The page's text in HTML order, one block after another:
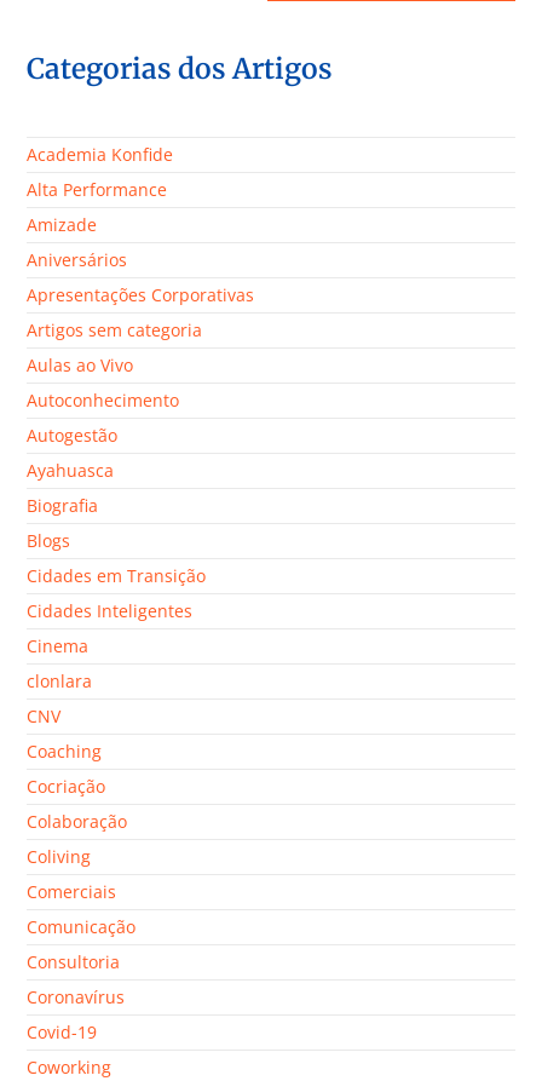
Categorias dos Artigos
Academia Konfide
Alta Performance
Amizade
Aniversários
Apresentações Corporativas
Artigos sem categoria
Aulas ao Vivo
Autoconhecimento
Autogestão
Ayahuasca
Biografia
Blogs
Cidades em Transição
Cidades Inteligentes
Cinema
clonlara
CNV
Coaching
Cocriação
Colaboração
Coliving
Comerciais
Comunicação
Consultoria
Coronavírus
Covid-19
Coworking